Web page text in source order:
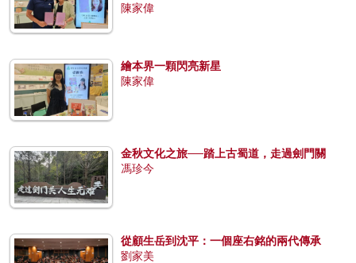
陳家偉
繪本界一顆閃亮新星
陳家偉
金秋文化之旅──踏上古蜀道，走過劍門關
馮珍今
從顧生岳到沈平：一個座右銘的兩代傳承
劉家美